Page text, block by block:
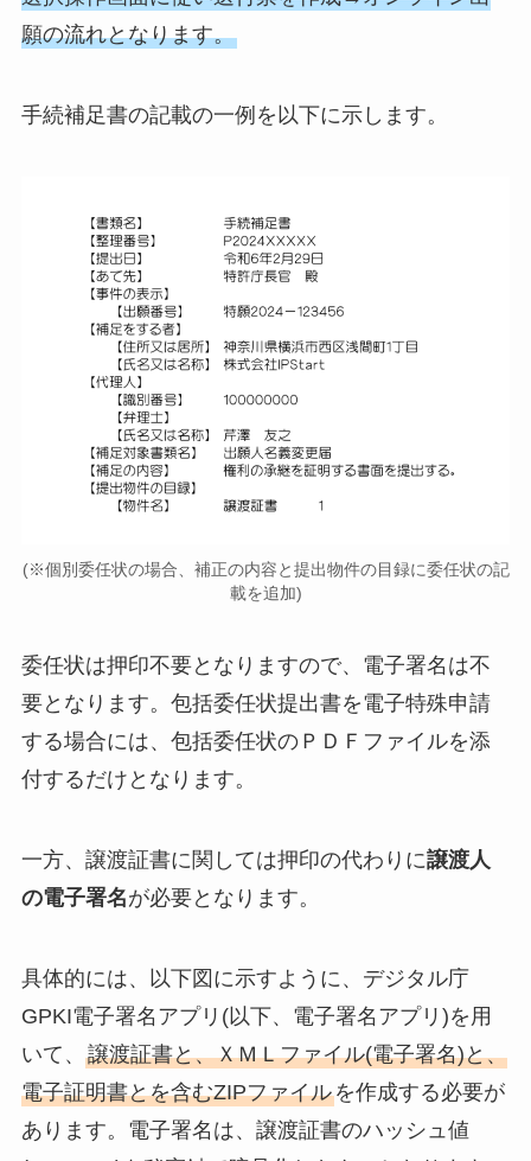
願の流れとなります。
手続補足書の記載の一例を以下に示します。
(※個別委任状の場合、補正の内容と提出物件の目録に委任状の記
載を追加)
委任状は押印不要となりますので、電子署名は不
要となります。包括委任状提出書を電子特殊申請
する場合には、包括委任状のＰＤＦファイルを添
付するだけとなります。
一方、譲渡証書に関しては押印の代わりに譲渡人
の電子署名が必要となります。
具体的には、以下図に示すように、デジタル庁
GPKI電子署名アプリ(以下、電子署名アプリ)を用
いて、 譲渡証書と、ＸＭＬファイル(電子署名)と、
電子証明書とを含むZIPファイルを作成する必要が
あります。電子署名は、譲渡証書のハッシュ値